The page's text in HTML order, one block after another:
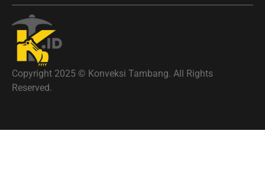
Copyright 2025 © Konveksi Tambang. All Rights
Reserved.